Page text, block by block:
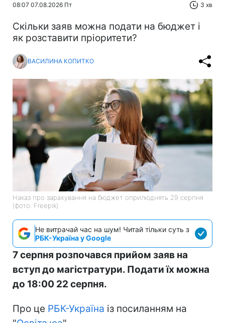
08:07 07.08.2026 Пт 3 хв
Скільки заяв можна подати на бюджет і
як розставити пріоритети?
ВАСИЛИНА КОПИТКО
Наказ про зарахування на бюджет оприлюднять 29 серпня
(фото: Freepik)
Не витрачай час на шум! Читай тільки суть з
РБК-Україна у Google
7 серпня розпочався прийом заяв на
вступ до магістратури. Подати їх можна
до 18:00 22 серпня.
Про це РБК-Україна із посиланням на